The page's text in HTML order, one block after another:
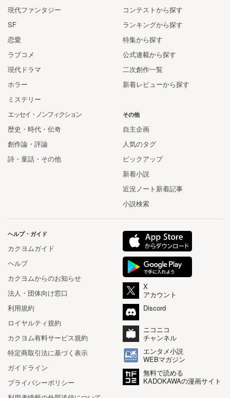
コンテストから探す
ランキングから探す
特集から探す
公式連載から探す
二次創作一覧
新着レビューから探す
現代ファンタジー
SF
恋愛
ラブコメ
現代ドラマ
ホラー
ミステリー
エッセイ・ノンフィクション
歴史・時代・伝奇
創作論・評論
詩・童話・その他
その他
自主企画
人気のタグ
ピックアップ
新着小説
近況ノート新着記事
小説検索
ヘルプ・ガイド
カクヨムガイド
ヘルプ
カクヨムからのお知らせ
法人・団体向け窓口
利用規約
ロイヤルティ規約
カクヨム有料サービス規約
特定商取引法に基づく表示
ガイドライン
プライバシーポリシー
X
アカウント
Discord
ニコニコ
チャンネル
エンタメ小説
WEBマガジン
無料で読める
KADOKAWAの漫画サイト